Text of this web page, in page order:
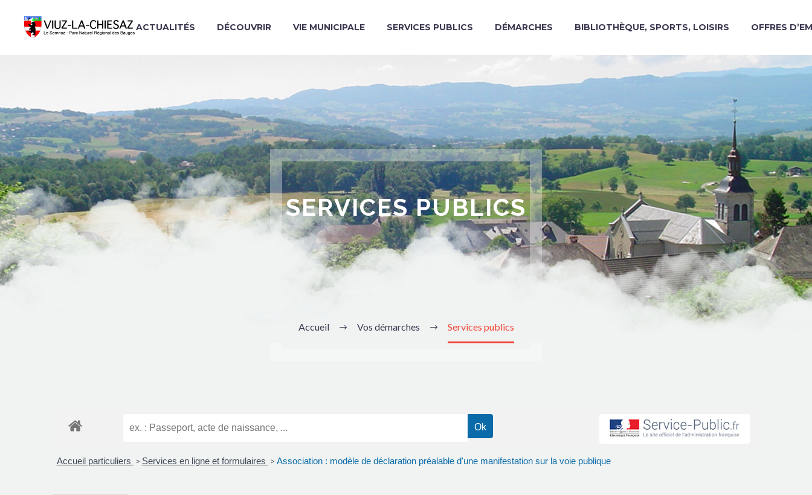
ACTUALITÉS DÉCOUVRIR VIE MUNICIPALE SERVICES PUBLICS DÉMARCHES BIBLIOTHÈQUE, SPORTS, LOISIRS OFFRES
SERVICES PUBLICS
Accueil Vos démarches Services publics
Accueil particuliers > Services en ligne et formulaires > Association : modèle de déclaration préalable d'une manifestation sur la voie publique